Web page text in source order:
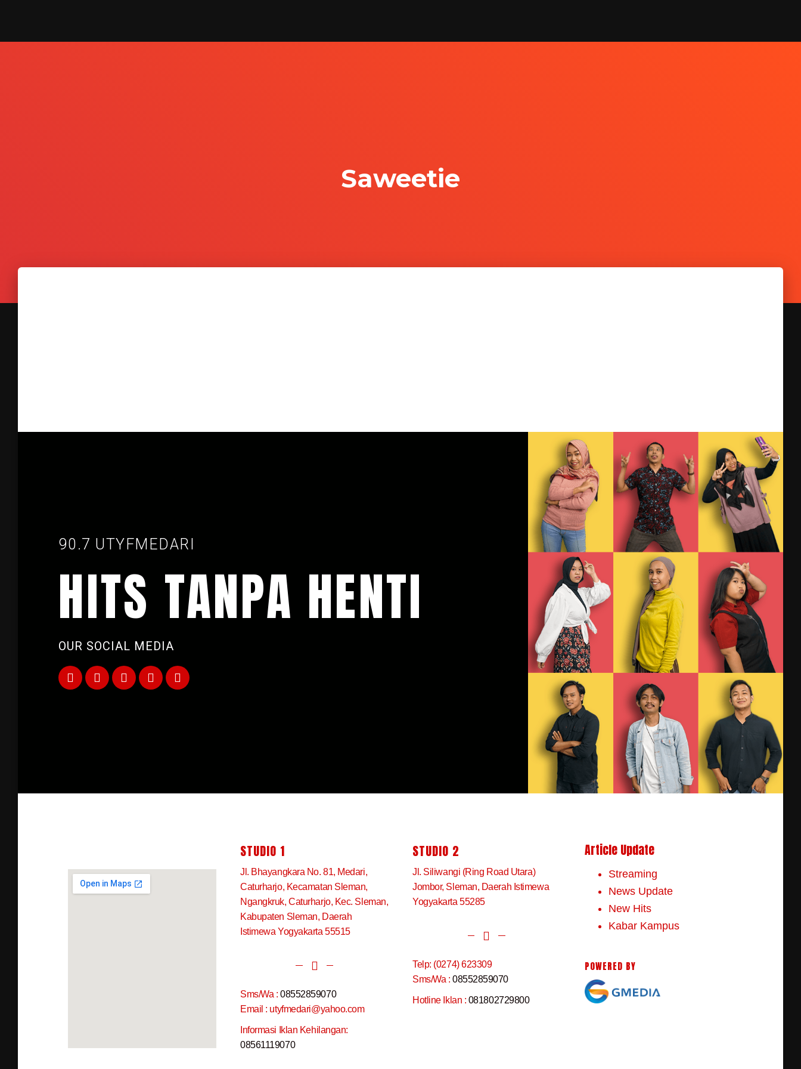
Saweetie
90.7 UTYFMEDARI
HITS TANPA HENTI
OUR SOCIAL MEDIA
STUDIO 1
Jl. Bhayangkara No. 81, Medari,
Caturharjo, Kecamatan Sleman,
Ngangkruk, Caturharjo, Kec. Sleman,
Kabupaten Sleman, Daerah
Istimewa Yogyakarta 55515
Sms/Wa :08552859070
Email : utyfmedari@yahoo.com
Informasi Iklan Kehilangan:
08561119070
STUDIO 2
Jl. Siliwangi (Ring Road Utara)
Jombor, Sleman, Daerah Istimewa
Yogyakarta 55285
Telp: (0274) 623309
Sms/Wa : 08552859070
Hotline Iklan : 081802729800
Article Update
Streaming
News Update
New Hits
Kabar Kampus
POWERED BY